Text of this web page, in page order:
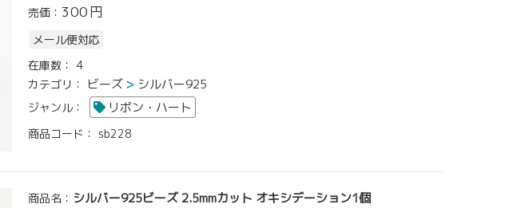
売価： 300円
メール便対応
在庫数： 4
カテゴリ：
ビーズ シルバー925
ジャンル： リボン・ハート
商品コード： sb228
商品名： シルバー925ビーズ 2.5mmカット オキシデーション1個